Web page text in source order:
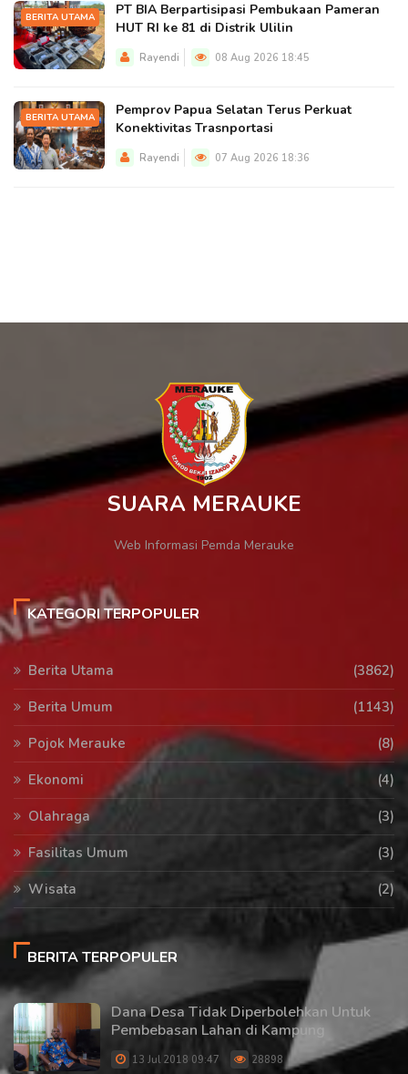
BERITA UTAMA
PT BIA Berpartisipasi Pembukaan Pameran
HUT RI ke 81 di Distrik Ulilin
Rayendi 08 Aug 2026 18:45
BERITA UTAMA
Pemprov Papua Selatan Terus Perkuat
Konektivitas Trasnportasi
Rayendi 07 Aug 2026 18:36
SUARA MERAUKE
Web Informasi Pemda Merauke
KATEGORI TERPOPULER
Berita Utama
(3862)
Berita Umum
(1143)
Pojok Merauke
(8)
Ekonomi
(4)
Olahraga
(3)
Fasilitas Umum
(3)
Wisata
(2)
BERITA TERPOPULER
Dana Desa Tidak Diperbolehkan Untuk
Pembebasan Lahan di Kampung
13 Jul 2018 09:47 28898